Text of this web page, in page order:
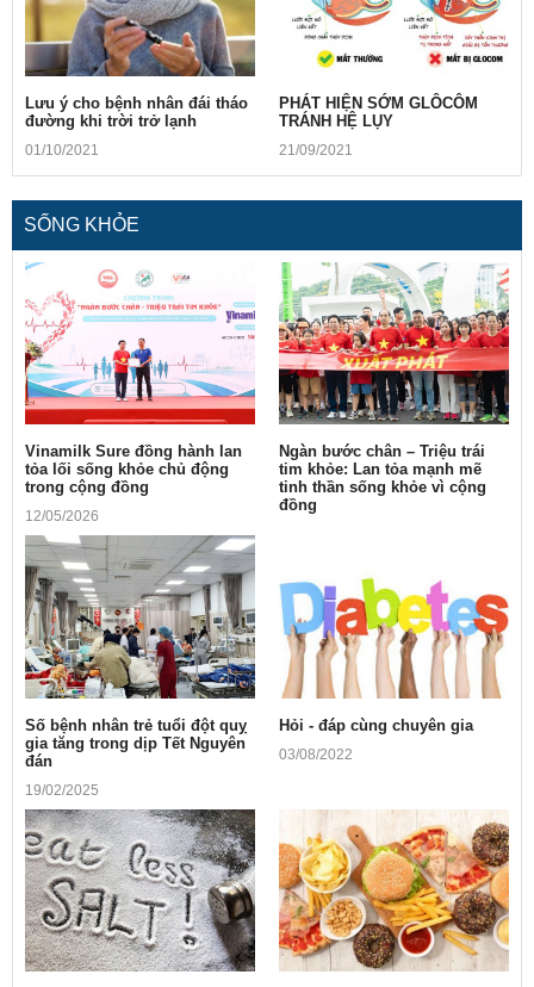
Lưu ý cho bệnh nhân đái tháo
đường khi trời trở lạnh
01/10/2021
PHÁT HIỆN SỚM GLÔCÔM
TRÁNH HỆ LỤY
21/09/2021
SỐNG KHỎE
Vinamilk Sure đồng hành lan
tỏa lối sống khỏe chủ động
trong cộng đồng
12/05/2026
Ngàn bước chân – Triệu trái
tim khỏe: Lan tỏa mạnh mẽ
tinh thần sống khỏe vì cộng
đồng
Số bệnh nhân trẻ tuổi đột quỵ
gia tăng trong dịp Tết Nguyên
đán
19/02/2025
Hỏi - đáp cùng chuyên gia
03/08/2022